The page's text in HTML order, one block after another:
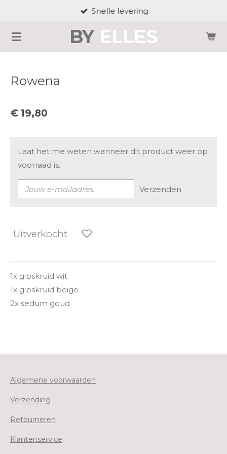
naar
de
BY ELLES
Snelle levering
Rowena
€ 19,80
Laat het me weten wanneer dit product weer op
voorraad is.
Verzenden
Uitverkocht
1x gipskruid wit
1x gipskruid beige
2x sedum goud
Algemene voorwaarden
Verzending
Retourneren
Klantenservice